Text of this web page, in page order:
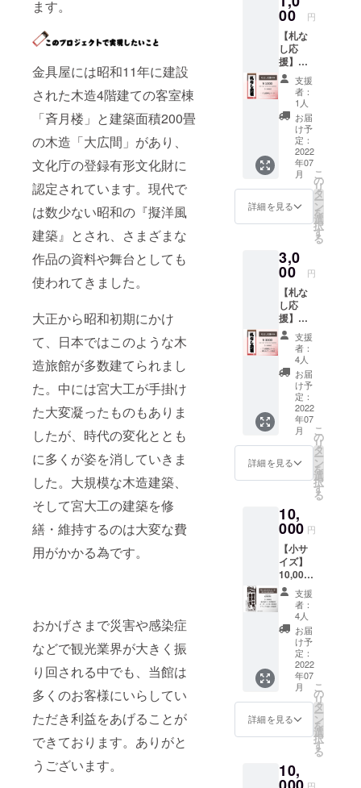
ます。
金具屋には昭和11年に建設
された木造4階建ての客室棟
「斉月楼」と建築面積200畳
の木造「大広間」があり、
文化庁の登録有形文化財に
認定されています。現代で
は数少ない昭和の『擬洋風
建築』とされ、さまざまな
作品の資料や舞台としても
使われてきました。
大正から昭和初期にかけ
て、日本ではこのような木
造旅館が多数建てられまし
た。中には宮大工が手掛け
た大変凝ったものもありま
したが、時代の変化ととも
に多くが姿を消していきま
した。大規模な木造建築、
そして宮大工の建築を修
繕・維持するのは大変な費
用がかかる為です。
おかげさまで災害や感染症
などで観光業界が大きく振
り回される中でも、当館は
多くのお客様にいらしてい
ただき利益をあげることが
できております。ありがと
うございます。
当 / アニメこ
のはな綺譚
舞台・建物
設定協力 / コ
ミック灯の
降る宿協力 /
渋響会場協
力 / 音泉温楽
会場協力 /
2016シブニ
ウミ画展開
催 等
宿に興味の
あまりない
方々に知っ
てもらうべ
く活動して
きました。
おかげさま
で近年は若
い世代の方
も多くご利
用いただい
ておりま
す。
今後も、新
とりいれな
がら金具
屋、温泉文
化を守って
いきたいと
思っていま
00 円
【札な
し応
援】
1,000円
こちら
は千社
札の製
作、館
内への
貼付は
なくた
だただ
応援を
してい
ただけ
る方用
スで
す。金
額はす
べて
（CF手
数料引
き後）
金具屋
の旅館
建築、
温泉建
築の維
持修繕
に使用
させて
いただ
きま
礼』 九
代目か
らの御
礼メー
ル ※ご
注意事
項 メー
ルアド
レスは
お間違
えない
ようご
入力く
ださ
い。 九
代目が
書きま
ではお
名前が
支援
者：
1人
お届
け予
定：
2022
年07
月
詳細を見る
こ
の
リ
タ
ー
ン
を
選
択
す
る
3,0
00 円
【札な
し応
援】
3,000円
こちら
は千社
札の製
作、館
内への
貼付は
なくた
だただ
応援を
してい
ただけ
る方用
スで
す。御
礼メー
ルの
他、御
礼用千
社札
（名入
れはで
きませ
ん）の
PDF
データ
をお送
りいた
しま
す。金
数料引
き後）
支援
者：
4人
お届
け予
定：
2022
年07
月
詳細を見る
こ
の
リ
タ
ー
ン
を
選
択
す
る
10,
000 円
【小サ
イズ】
10,000
円 千社
札【牛
にひか
れて】
小サイ
ズ貼付
貼付札
寸法：
約 幅
40mm
縦
110mm
概要：
かれて
善光寺
支援
者：
4人
お届
け予
定：
2022
年07
月
詳細を見る
こ
の
リ
タ
ー
ン
を
選
択
す
る
10,
円